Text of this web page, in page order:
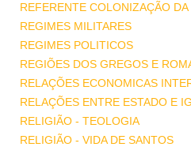
REFERENTE COLONIZAÇÃO
REGIMES MILITARES
REGIMES POLITICOS
REGIÕES DOS GREGOS E
RELAÇÕES ECONOMICAS
RELAÇÕES ENTRE ESTADO E
RELIGIÃO - TEOLOGIA
RELIGIÃO - VIDA DE SANTOS